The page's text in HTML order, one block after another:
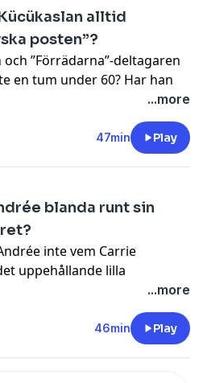
alltid
posten”?
”Förrädarna”-deltagaren
en tum under 60? Har han
i sms till kvinnor när
for more
...more
47min Play
blanda runt sin
inte vem Carrie
uppehållande lilla
hans haka? Och har han
privacyfor more
...more
46min Play